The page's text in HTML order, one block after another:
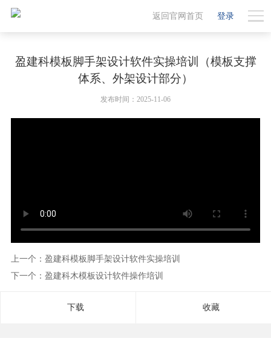
登录
返回官网首页
盈建科模板脚手架设计软件实操培训（模板支撑
体系、外架设计部分）
发布时间：2025-11-06
上一个：盈建科模板脚手架设计软件实操培训
下一个：盈建科木模板设计软件操作培训
下载 收藏